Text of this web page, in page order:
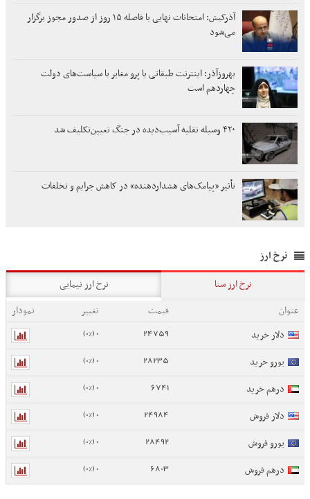
آذرکیش: امتحانات نهایی با فاصله ۱۵ روز از صدور مجوز برگزار
می‌شود
بهروزآذر: اینترنت طبقاتی یا پرو مغایر با سیاست‌های دولت
چهاردهم است
۴۲۰ وسیله نقلیه آسیب‌دیده در جنگ تعیین‌تکلیف شد
تأثیر «پیامک‌های هشداردهنده» در کاهش جرایم و تخلفات
نرخ ارز
نرخ ارز سنا
نرخ ارز نیمایی
عنوان
قیمت تغییر
نمودار
دلار خرید
24759
0 (0%)
یورو خرید 28235
0 (0%)
درهم خرید 6741
0 (0%)
دلار فروش 24984
0 (0%)
یورو فروش 28492
0 (0%)
درهم فروش 6803
0 (0%)